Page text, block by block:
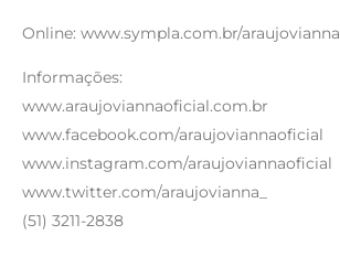
Online: www.sympla.com.br/araujovianna
Informações:
www.araujoviannaoficial.com.br
www.facebook.com/araujoviannaoficial
www.instagram.com/araujoviannaoficial
www.twitter.com/araujovianna_
(51) 3211-2838